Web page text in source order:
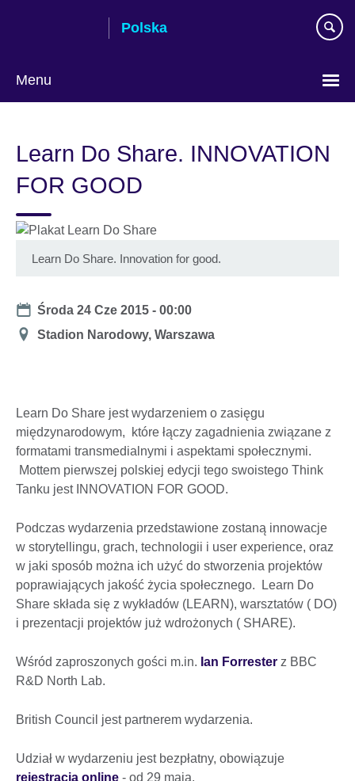
Polska
Menu
Learn Do Share. INNOVATION
FOR GOOD
Learn Do Share. Innovation for good.
Date
Środa 24 Cze 2015 - 00:00
Miejsce
Stadion Narodowy, Warszawa
Learn Do Share jest wydarzeniem o zasięgu
międzynarodowym, które łączy zagadnienia związane z
formatami transmedialnymi i aspektami społecznymi.
Mottem pierwszej polskiej edycji tego swoistego Think
Tanku jest INNOVATION FOR GOOD.
Podczas wydarzenia przedstawione zostaną innowacje
w storytellingu, grach, technologii i user experience, oraz
w jaki sposób można ich użyć do stworzenia projektόw
poprawiających jakość życia społecznego. Learn Do
Share składa się z wykładów (LEARN), warsztatów ( DO)
i prezentacji projektów już wdrożonych ( SHARE).
Wśród zaproszonych gości m.in. Ian Forrester z BBC
R&D North Lab.
British Council jest partnerem wydarzenia.
Udział w wydarzeniu jest bezpłatny, obowiązuje
rejestracja online - od 29 maja.